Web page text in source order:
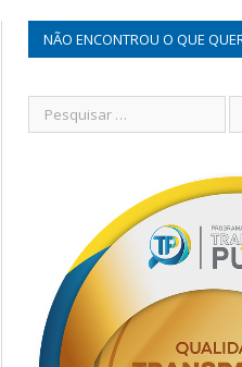
NÃO ENCONTROU O QUE